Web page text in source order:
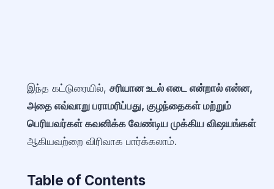
இந்த கட்டுரையில், சரியான உடல் எடை என்றால் என்ன,
அதை எவ்வாறு பராமரிப்பது, குழந்தைகள் மற்றும்
பெரியவர்கள் கவனிக்க வேண்டிய முக்கிய விஷயங்கள்
ஆகியவற்றை விரிவாக பார்க்கலாம்.
Table of Contents